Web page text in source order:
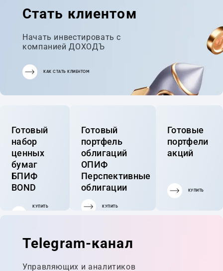
Стать клиентом
Начать инвестировать с
компанией ДОХОДЪ
КАК СТАТЬ КЛИЕНТОМ
Готовый
набор
ценных
бумаг
БПИФ
BOND
КУПИТЬ
Готовый
портфель
облигаций
ОПИФ
Перспективные
облигации
КУПИТЬ
Готовые
портфели
акций
КУПИТЬ
Telegram-канал
Управляющих и аналитиков